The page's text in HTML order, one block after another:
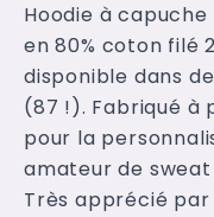
Hoodie à
en 80% coton filé
disponible dans
(87 !). Fabriqué à
pour la
amateur de
Très apprécié par